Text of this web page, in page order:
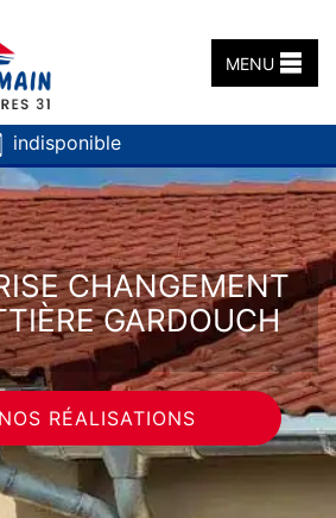
indisponible
MENU
CHANGEMENT
GARDOUCH
RÉALISATIONS